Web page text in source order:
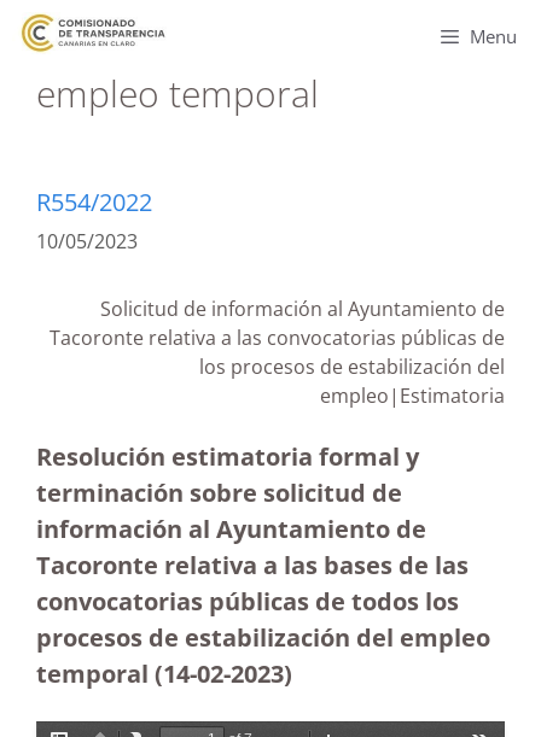
Menu
empleo temporal
R554/2022
10/05/2023
Solicitud de información al Ayuntamiento de
Tacoronte relativa a las convocatorias públicas de
los procesos de estabilización del
empleo|Estimatoria
Resolución estimatoria formal y
terminación sobre solicitud de
información al Ayuntamiento de
Tacoronte relativa a las bases de las
convocatorias públicas de todos los
procesos de estabilización del empleo
temporal (14-02-2023)